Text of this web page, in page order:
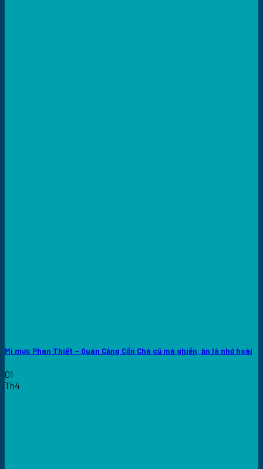
Mì mực Phan Thiết – Quán Cảng Cồn Chà cũ mà ghiền, ăn là nhớ hoài
01
Th4